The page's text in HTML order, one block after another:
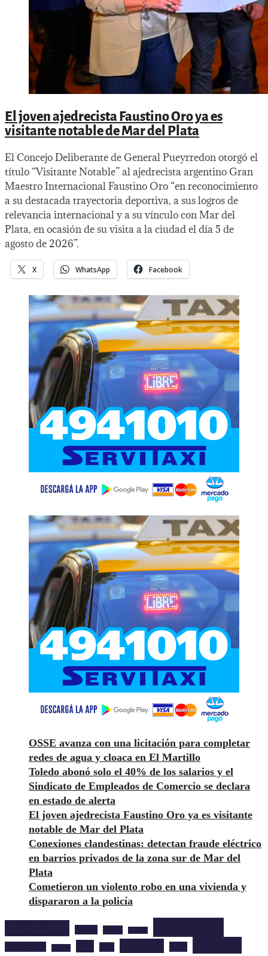
El joven ajedrecista Faustino Oro ya es
visitante notable de Mar del Plata
El Concejo Deliberante de General Pueyrredon otorgó el
título “Visitante Notable” al ajedrecista argentino Gran
Maestro Internacional Faustino Oro “en reconocimiento
a su destacada trayectoria deportiva, a sus logros de
relevancia internacional y a su vínculo con Mar del
Plata, en ocasión de su visita a la ciudad el día 5 de
agosto de 2026”.
X WhatsApp Facebook
OSSE avanza con una licitación para completar
redes de agua y cloaca en El Martillo
Toledo abonó solo el 40% de los salarios y el
Sindicato de Empleados de Comercio se declara
en estado de alerta
El joven ajedrecista Faustino Oro ya es visitante
notable de Mar del Plata
Conexiones clandestinas: detectan fraude eléctrico
en barrios privados de la zona sur de Mar del
Plata
Cometieron un violento robo en una vivienda y
dispararon a la policía